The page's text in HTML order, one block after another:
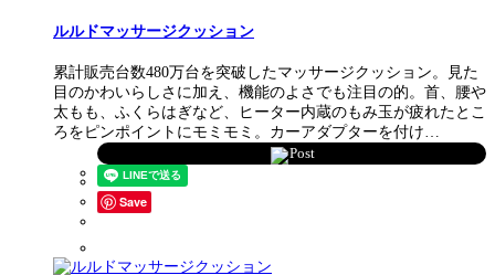
ルルドマッサージクッション
累計販売台数480万台を突破したマッサージクッション。見た
目のかわいらしさに加え、機能のよさでも注目の的。首、腰や
太もも、ふくらはぎなど、ヒーター内蔵のもみ玉が疲れたとこ
ろをピンポイントにモミモミ。カーアダプターを付け…
Post
Save